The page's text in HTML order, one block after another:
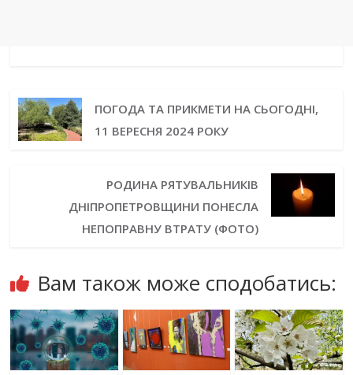
ПОГОДА ТА ПРИКМЕТИ НА СЬОГОДНІ,
11 ВЕРЕСНЯ 2024 РОКУ
РОДИНА РЯТУВАЛЬНИКІВ
ДНІПРОПЕТРОВЩИНИ ПОНЕСЛА
НЕПОПРАВНУ ВТРАТУ (ФОТО)
Вам також може сподобатись: